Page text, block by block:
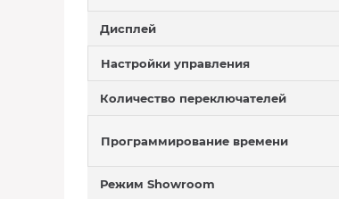
Дисплей
Настройки управления
Количество переключателей
Программирование времени
Режим Showroom